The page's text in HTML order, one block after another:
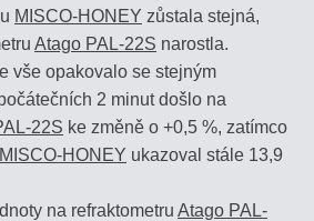
MISCO-HONEY zůstala stejná,
Atago PAL-22S narostla.
vše opakovalo se stejným
2 minut došlo na
22S ke změně o +0,5 %, zatímco
MISCO-HONEY ukazoval stále 13,9
na refraktometru Atago PAL-